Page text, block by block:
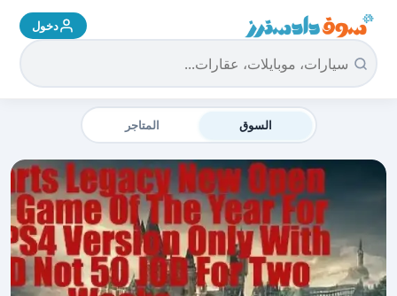
سوق دادسترز الرئيسية دخول
السوق المتاجر